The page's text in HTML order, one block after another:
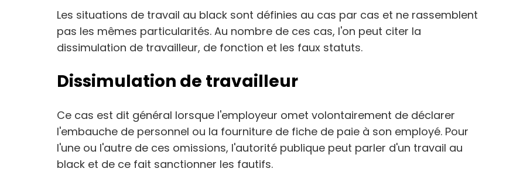
Les situations de travail au black sont définies au cas par cas et ne rassemblent
pas les mêmes particularités. Au nombre de ces cas, l'on peut citer la
dissimulation de travailleur, de fonction et les faux statuts.
Dissimulation de travailleur
Ce cas est dit général lorsque l'employeur omet volontairement de déclarer
l'embauche de personnel ou la fourniture de fiche de paie à son employé. Pour
l'une ou l'autre de ces omissions, l'autorité publique peut parler d'un travail au
black et de ce fait sanctionner les fautifs.